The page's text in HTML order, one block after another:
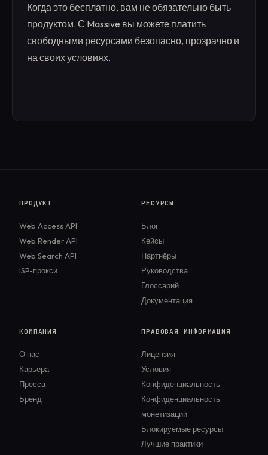
Когда это бесплатно, вам не обязательно быть
продуктом. С Massive вы можете платить
свободными ресурсами безопасно, прозрачно и
на своих условиях.
ПРОДУКТ
Web Access API
Web Render API
Web Search API
ISP-прокси
РЕСУРСЫ
Блог
Кейсы
Партнёры
Руководства
Глоссарий
Документация
КОМПАНИЯ
О нас
Карьера
Пресса
Бренд
ПРАВОВАЯ ИНФОРМАЦИЯ
Лицензия
Условия
Конфиденциальность
Конфиденциальность
монетизации
Блокируемые ресурсы
Лучшие практики